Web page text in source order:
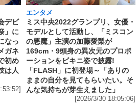
デビ
」に
なっ
ガネ
初め
は人
エンタメ
ミス中央2022グランプリ、女優・
モデルとして活動し、「ミスコン
の悪魔」主演の加藤愛梨が
169cm・9頭身の異次元のプロポ
ーションをビキニ姿で披露!
「FLASH」に初登場～「ありの
ままの自分を見てもらいたい。そ
んな気持ちが芽生えました」
[2026/3/30 18:05:06]